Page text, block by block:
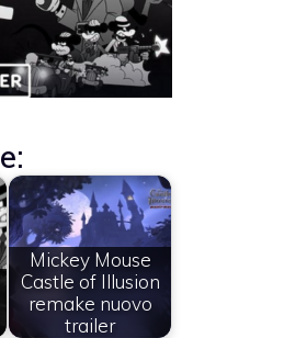
Mickey Mouse
Castle of Illusion
remake nuovo
trailer